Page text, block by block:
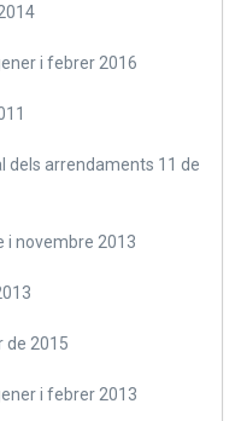
i febrer 2016
dels arrendaments 11 de
i novembre 2013
de 2015
i febrer 2013